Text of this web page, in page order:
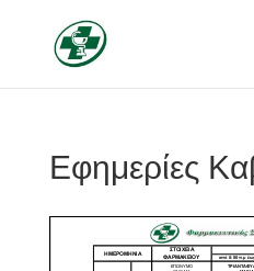
Εφημερίες